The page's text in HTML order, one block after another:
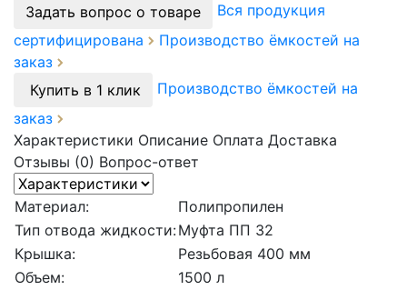
Задать вопрос о товаре
Вся продукция
сертифицирована
Производство ёмкостей на
заказ
Купить в 1 клик
Производство ёмкостей на
заказ
Характеристики Описание Оплата Доставка
Отзывы (0) Вопрос-ответ
Материал:
Полипропилен
Тип отвода жидкости:Муфта ПП 32
Крышка:
Резьбовая 400 мм
Объем:
1500 л